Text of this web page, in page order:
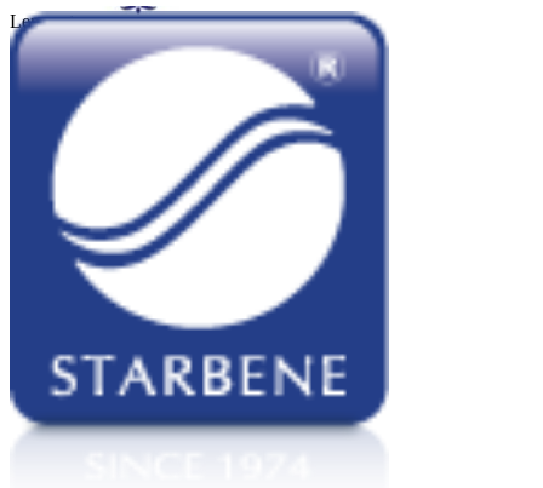
Sheraton Córdoba
Lempert